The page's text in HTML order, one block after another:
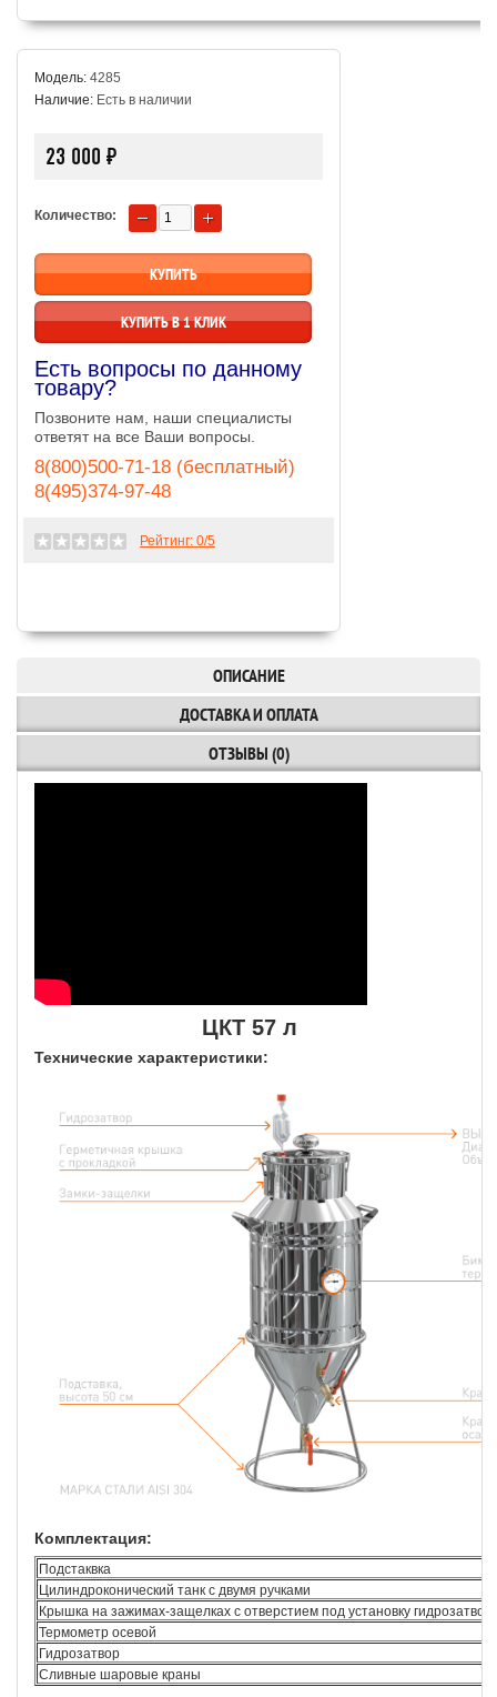
Модель: 4285
Наличие: Есть в наличии
23 000 ₽
Количество:
КУПИТЬ В 1 КЛИК
Есть вопросы по данному
товару?
Позвоните нам, наши специалисты
ответят на все Ваши вопросы.
8(800)500-71-18 (бесплатный)
8(495)374-97-48
Рейтинг: 0/5
ОПИСАНИЕ
ДОСТАВКА И ОПЛАТА
ОТЗЫВЫ (0)
ЦКТ 57 л
Технические характеристики:
Комплектация:
Подстаквка
Цилиндроконический танк с двумя ручками
Крышка на зажимах-защелках с отверстием под установку
Термометр осевой
Гидрозатвор
Сливные шаровые краны